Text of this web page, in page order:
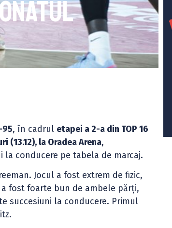
95, în cadrul etapei a 2-a din TOP 16
(13.12), la Oradea Arena,
la conducere pe tabela de marcaj.
Jocul a fost extrem de fizic,
fost foarte bun de ambele părți,
succesiuni la conducere. Primul